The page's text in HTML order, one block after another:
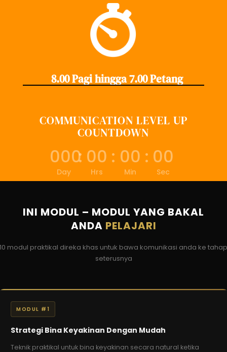
8.00 Pagi hingga 7.00 Petang
COMMUNICATION LEVEL UP
COUNTDOWN
000
Day
: 00
Hrs
: 00
Min
: 00
Sec
INI MODUL – MODUL YANG BAKAL
ANDA PELAJARI
10 modul praktikal direka khas untuk bawa komunikasi anda ke tahap
seterusnya
MODUL #1
Strategi Bina Keyakinan Dengan Mudah
Teknik praktikal untuk bina keyakinan secara natural ketika